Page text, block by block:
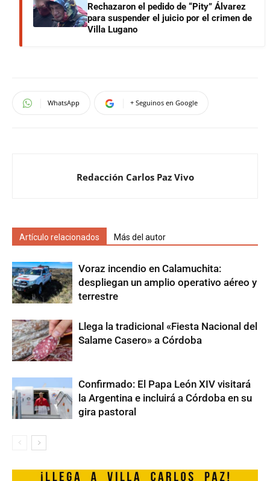
Rechazaron el pedido de “Pity” Álvarez
para suspender el juicio por el crimen de
Villa Lugano
WhatsApp + Seguinos en Google
Redacción Carlos Paz Vivo
Artículo relacionados Más del autor
Voraz incendio en Calamuchita:
despliegan un amplio operativo aéreo y
terrestre
Llega la tradicional «Fiesta Nacional del
Salame Casero» a Córdoba
Confirmado: El Papa León XIV visitará
la Argentina e incluirá a Córdoba en su
gira pastoral